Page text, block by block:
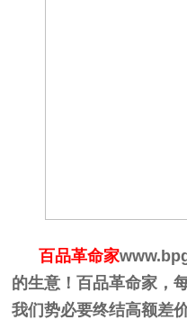
百品革命家
的生意！百品革命家，
我们势必要终结高额差